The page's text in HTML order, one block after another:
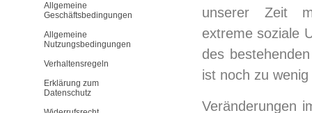
unserer Zeit
extreme soziale
des
ist noch zu
Veränderungen
Allgemeine
Geschäftsbedingungen
Allgemeine
Nutzungsbedingungen
Verhaltensregeln
Erklärung zum
Datenschutz